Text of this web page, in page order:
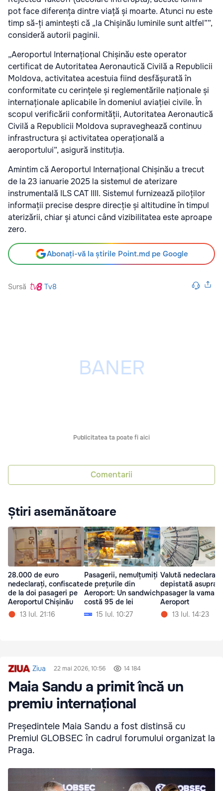
pot face diferența dintre viață și moarte. Atunci nu este
timp să-ți amintești că „la Chișinău luminile sunt altfel””,
consideră autorii paginii.
„Aeroportul Internațional Chișinău este operator
certificat de Autoritatea Aeronautică Civilă a Republicii
Moldova, activitatea acestuia fiind desfășurată în
conformitate cu cerințele și reglementările naționale și
internaționale aplicabile în domeniul aviației civile. În
scopul verificării conformității, Autoritatea Aeronautică
Civilă a Republicii Moldova supraveghează continuu
infrastructura și activitatea operațională a
aeroportului”, asigură instituția.
Amintim că Aeroportul Internațional Chișinău a trecut
de la 23 ianuarie 2025 la sistemul de aterizare
instrumentală ILS CAT IIII. Sistemul furnizează piloților
informații precise despre direcție și altitudine în timpul
aterizării, chiar și atunci când vizibilitatea este aproape
zero.
Abonați-vă la știrile Point.md pe Google
Sursă Tv8
Publicitatea ta poate fi aici
Comentarii
Știri asemănătoare
28.000 de euro
nedeclarați, confiscate
de la doi pasageri pe
Aeroportul Chișinău
13 Iul. 21:16
Pasagerii, nemulțumiți
de prețurile din
Aeroport: Un sandwich
costă 95 de lei
15 Iul. 10:27
Valută
depistată asupra
pasager la vama
Aeroport
13 Iul. 14:23
Ziua 22 mai 2026, 10:56 14 184
Maia Sandu a primit încă un
premiu internațional
Președintele Maia Sandu a fost distinsă cu
Premiul GLOBSEC în cadrul forumului organizat la
Praga.